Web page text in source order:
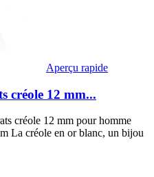
Aperçu rapide
créole 12 mm...
créole 12 mm pour homme
La créole en or blanc, un bijou